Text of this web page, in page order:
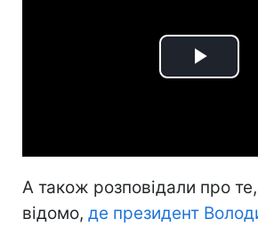
Play
А також розповідали про
відомо, де президент